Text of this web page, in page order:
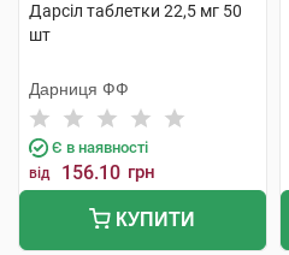
Дарсіл таблетки 22,5 мг 50
шт
Дарниця ФФ
Є в наявності
від 156.10 грн
КУПИТИ